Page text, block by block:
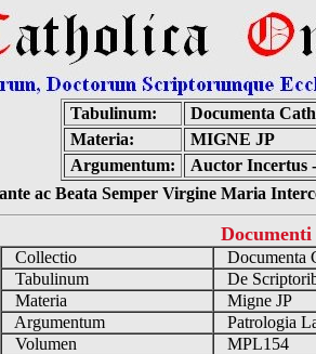
Tabulinum:
Documenta
Materia:
MIGNE JP
Argumentum:
Auctor Incertus
ac Beata Semper Virgine Maria
Collectio
Documenta
Tabulinum
De
Materia
Migne JP
Argumentum
Patrologia
Volumen
MPL154